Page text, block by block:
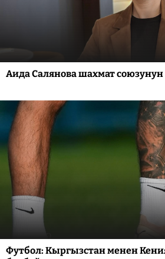
Аида Салянова шахмат
Футбол: Кыргызстан менен